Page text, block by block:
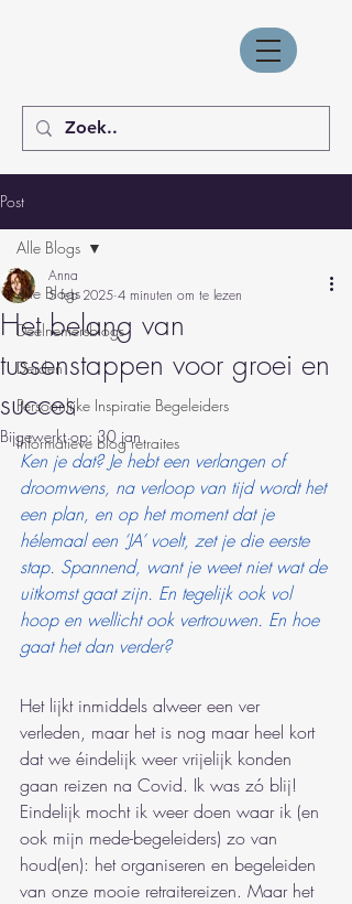
Post
Alle Blogs
Deelnemersblogs
Derden
Persoonlijke Inspiratie Begeleiders
Informatieve blog retraites
Alle Blogs
Het belang van
tussenstappen voor groei en
succes
Anna
5 feb 2025 4 minuten om te lezen
Bijgewerkt op: 30 jan
Ken je dat? Je hebt een verlangen of
droomwens, na verloop van tijd wordt het
een plan, en op het moment dat je
hélemaal een ‘JA’ voelt, zet je die eerste
stap. Spannend, want je weet niet wat de
uitkomst gaat zijn. En tegelijk ook vol
hoop en wellicht ook vertrouwen. En hoe
gaat het dan verder?
Het lijkt inmiddels alweer een ver
verleden, maar het is nog maar heel kort
dat we éindelijk weer vrijelijk konden
gaan reizen na Covid. Ik was zó blij!
Eindelijk mocht ik weer doen waar ik (en
ook mijn mede-begeleiders) zo van
houd(en): het organiseren en begeleiden
van onze mooie retraitereizen. Maar het